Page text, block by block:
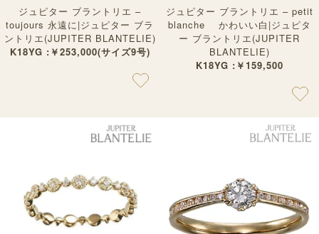
ジュピター ブラントリエ –
toujours 永遠に|ジュピター ブラ
ントリエ(JUPITER BLANTELIE)
K18YG :￥253,000(サイズ9号)
ジュピター ブラントリエ – petit
blanche かわいい白|ジュピタ
ー ブラントリエ(JUPITER
BLANTELIE)
K18YG :￥159,500